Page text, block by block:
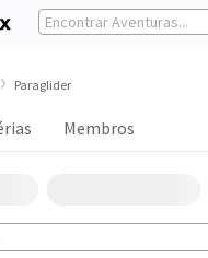
Paraglider
Membros